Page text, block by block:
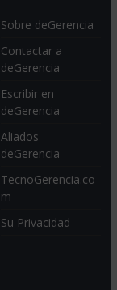
Sobre deGerencia
Contactar a
deGerencia
Escribir en
deGerencia
Aliados
deGerencia
TecnoGerencia.co
m
Su Privacidad